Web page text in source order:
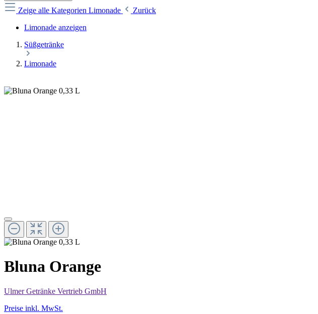
Zeige alle Kategorien Limonade
Zurück
Limonade anzeigen
Süßgetränke
Limonade
Bluna Orange
Ulmer Getränke Vertrieb GmbH
Preise inkl. MwSt.